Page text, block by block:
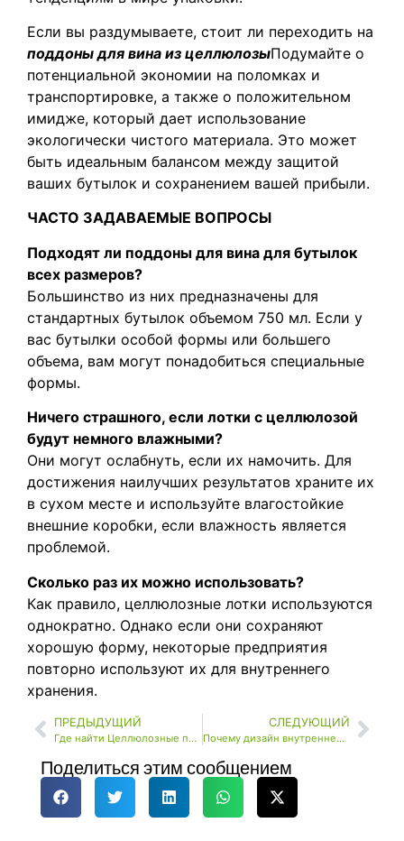
Если вы раздумываете, стоит ли переходить на
поддоны для вина из целлюлозыПодумайте о
потенциальной экономии на поломках и
транспортировке, а также о положительном
имидже, который дает использование
экологически чистого материала. Это может
быть идеальным балансом между защитой
ваших бутылок и сохранением вашей прибыли.
ЧАСТО ЗАДАВАЕМЫЕ ВОПРОСЫ
Подходят ли поддоны для вина для бутылок
всех размеров?
Большинство из них предназначены для
стандартных бутылок объемом 750 мл. Если у
вас бутылки особой формы или большего
объема, вам могут понадобиться специальные
формы.
Ничего страшного, если лотки с целлюлозой
будут немного влажными?
Они могут ослабнуть, если их намочить. Для
достижения наилучших результатов храните их
в сухом месте и используйте влагостойкие
внешние коробки, если влажность является
проблемой.
Сколько раз их можно использовать?
Как правило, целлюлозные лотки используются
однократно. Однако если они сохраняют
хорошую форму, некоторые предприятия
повторно используют их для внутреннего
хранения.
ПРЕДЫДУЩИЙ
Где найти Целлюлозные подносы для вина в Китае по конкурентоспособным ценам?
СЛЕДУЮЩИЙ
Почему дизайн внутренней упаковки имеет решающее значение для защиты продукции?
Поделиться этим сообщением